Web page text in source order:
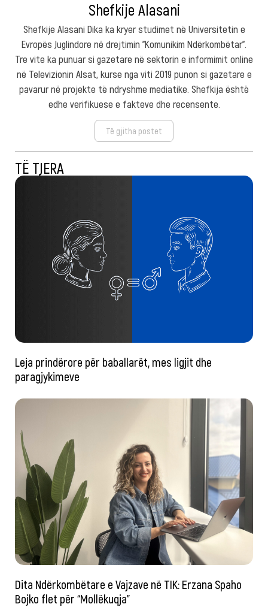
Shefkije Alasani
Shefkije Alasani Dika ka kryer studimet në Universitetin e
Evropës Juglindore në drejtimin "Komunikim Ndërkombëtar".
Tre vite ka punuar si gazetare në sektorin e informimit online
në Televizionin Alsat, kurse nga viti 2019 punon si gazetare e
pavarur në projekte të ndryshme mediatike. Shefkija është
edhe verifikuese e fakteve dhe recensente.
Të gjitha postet
TË TJERA
Leja prindërore për baballarët, mes ligjit dhe
paragjykimeve
Dita Ndërkombëtare e Vajzave në TIK: Erzana Spaho
Bojko flet për “Mollëkuqja”